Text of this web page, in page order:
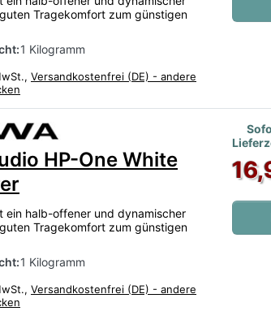
Tragekomfort zum günstigen
1 Kilogramm
Versandkostenfrei (DE) - andere
diesem Produkt liegen noch keine
HP-One White
ein halb-offener und dynamischer
Tragekomfort zum günstigen
1 Kilogramm
Versandkostenfrei (DE) - andere